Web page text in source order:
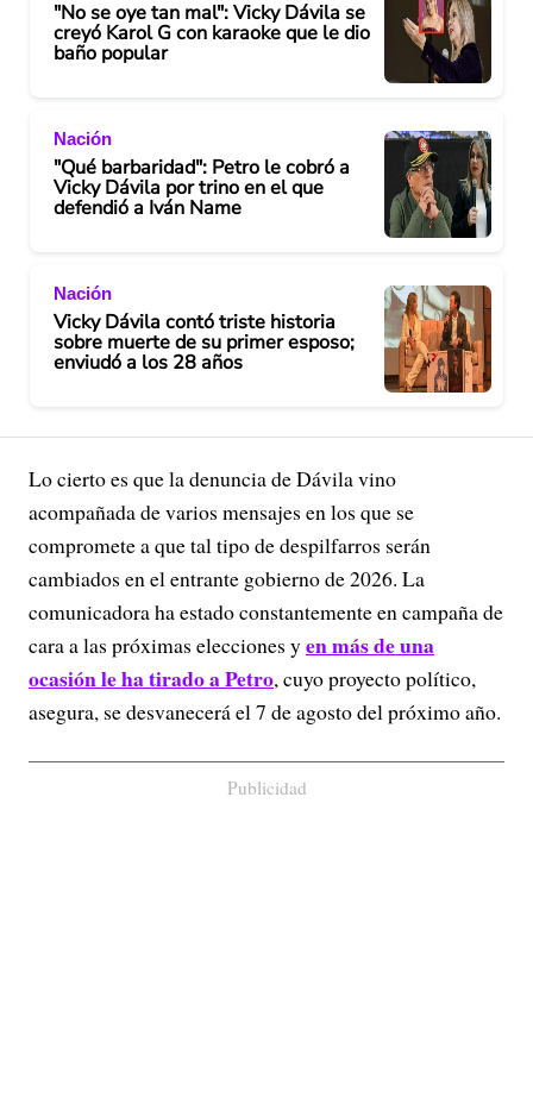
"No se oye tan mal": Vicky Dávila se
creyó Karol G con karaoke que le dio
baño popular
Nación
"Qué barbaridad": Petro le cobró a
Vicky Dávila por trino en el que
defendió a Iván Name
Nación
Vicky Dávila contó triste historia
sobre muerte de su primer esposo;
enviudó a los 28 años
Lo cierto es que la denuncia de Dávila vino
acompañada de varios mensajes en los que se
compromete a que tal tipo de despilfarros serán
cambiados en el entrante gobierno de 2026. La
comunicadora ha estado constantemente en campaña de
cara a las próximas elecciones yen más de una
ocasión le ha tirado a Petro, cuyo proyecto político,
asegura, se desvanecerá el 7 de agosto del próximo año.
Publicidad